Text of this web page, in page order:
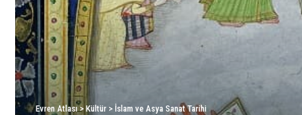
Evren Atlası> Kültür > İslam ve Asya Sanat Tarihi